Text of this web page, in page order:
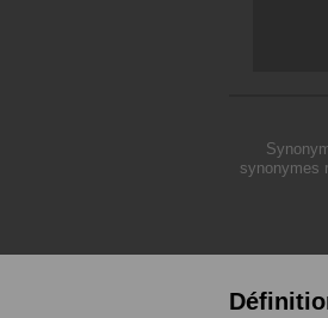
synonymes